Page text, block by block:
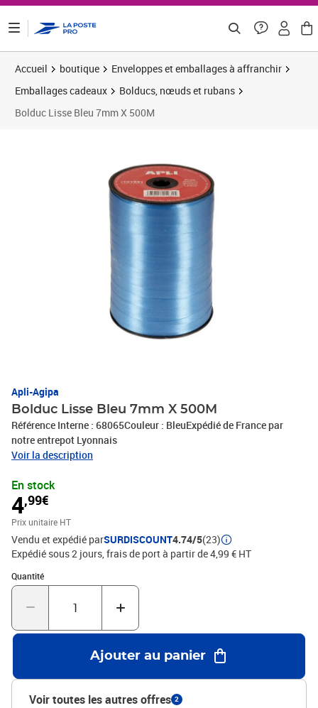
Accueil boutique
Enveloppes et emballages à affranchir
Emballages cadeaux
Bolducs, nœuds et rubans
Bolduc Lisse Bleu 7mm X 500M
Apli-Agipa
Bolduc Lisse Bleu 7mm X 500M
Référence Interne : 68065Couleur : BleuExpédié de France par
notre entrepot Lyonnais
Voir la description
En stock
4,99€
Prix unitaire HT
Vendu et expédié parSURDISCOUNT4.74/5(23)
Expédié sous 2 jours, frais de port à partir de 4,99 € HT
Quantité
Quantité : 1
Ajouter au panier
Voir toutes les autres offres 2